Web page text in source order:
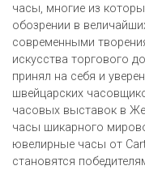
часы, многие из
обозрении в
современными
искусства торгового
принял на себя и
швейцарских
часовых выставок в
часы шикарного
ювелирные часы от
становятся